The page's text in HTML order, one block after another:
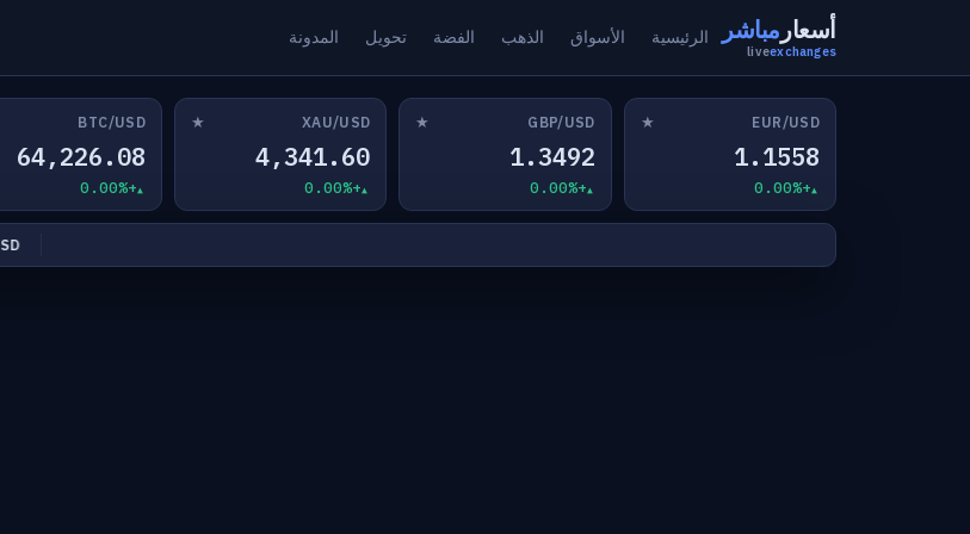
أسعار مباشر
liveexchanges
الرئيسية الأسواق الذهب الفضة تحويل المدونة
EUR/USD
★
1.1558
+0.00%
GBP/USD
★
1.3492
+0.00%
XAU/USD
★
4,341.60
+0.00%
BTC/USD
64,226.08
+0.00%